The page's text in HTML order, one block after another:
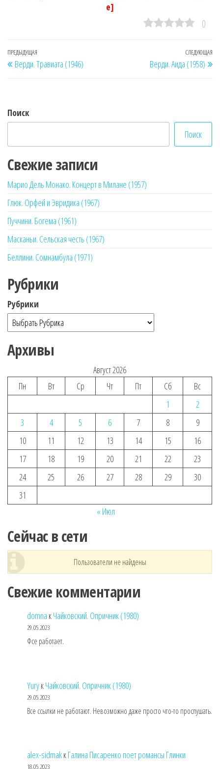
e]
0
Навигация
по
Предыдущая
запись
ПРЕДЫДУЩАЯ
Верди. Травиата (1946)
СЛЕДУЮЩАЯ
Верди. Аида (1958)
Поиск
Поиск
Свежие записи
Марио Дель Монако. Концерт в Милане (1957)
Глюк. Орфей и Эвридика (1967)
Пуччини. Богема (1961)
Масканьи. Сельская честь (1967)
Беллини. Сомнамбула (1971)
Рубрики
Рубрики
Архивы
Август 2026
Пн
Вт Ср Чт Пт Сб
Вс
1
2
3
4 5 6 7 8
9
10
11 12 13 14 15
16
17
18 19 20 21 22
23
24
25 26 27 28 29
30
31
« Июл
Сейчас в сети
Пользователи не найдены
Свежие комментарии
domna кЧайковский. Опричник (1980)
29.05.2023
Фсе работает.
YuryкЧайковский. Опричник (1980)
29.05.2023
Все ссылки не работают. Невозможно даже просто что-то прослушать.
alex-sidmakкГалина Писаренко поет романсы Глинки
18.05.2023